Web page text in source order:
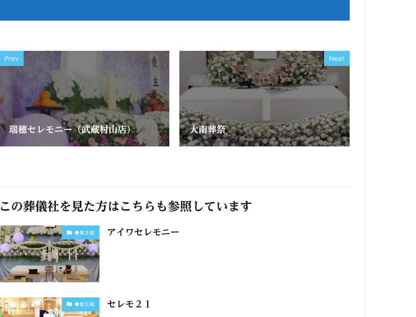
Prev
瑞穂セレモニー（武蔵村山店）
Next
大南葬祭
この葬儀社を見た方はこちらも参照しています
◆東京都 アイワセレモニー
◆東京都 セレモ２１